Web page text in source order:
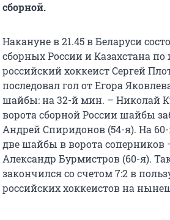
сборной.
Накануне в 21.45 в Беларуси
сборных России и Казахстана
российский хоккеист Сергей
последовал гол от Егора
шайбы: на 32-й мин. – Николай
ворота сборной России шайбы
Андрей Спиридонов (54-я). На
две шайбы в ворота соперников
Александр Бурмистров (60-я).
закончился со счетом 7:2 в
российских хоккеистов на